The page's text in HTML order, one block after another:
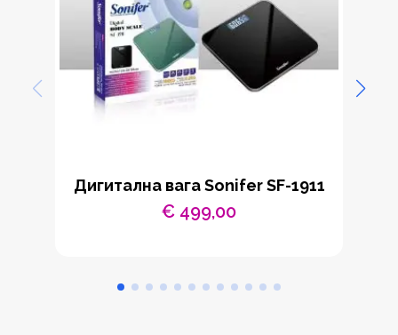
Дигитална вага Sonifer SF-1911
€ 499,00